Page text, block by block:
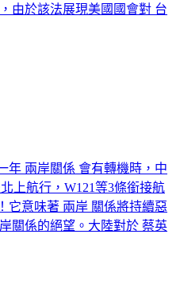
由於該法展現美國國會對 台
年 兩岸關係 會有轉機時，中
上航行，W121等3條銜接航
它意味著 兩岸 關係將持續惡
關係的絕望。大陸對於 蔡英